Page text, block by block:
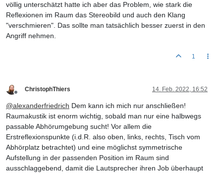
völlig unterschätzt hatte ich aber das Problem, wie stark die
Reflexionen im Raum das Stereobild und auch den Klang
"verschmieren". Das sollte man tatsächlich besser zuerst in den
Angriff nehmen.
1
ChristophThiers 14. Feb. 2022, 16:52
@alexanderfriedrich Dem kann ich mich nur anschließen!
Raumakustik ist enorm wichtig, sobald man nur eine halbwegs
passable Abhörumgebung sucht! Vor allem die
Erstreflexionspunkte (i.d.R. also oben, links, rechts, Tisch vom
Abhörplatz betrachtet) und eine möglichst symmetrische
Aufstellung in der passenden Position im Raum sind
ausschlaggebend, damit die Lautsprecher ihren Job überhaupt